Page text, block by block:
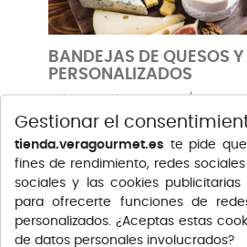
BANDEJAS DE QUESOS
PERSONALIZADOS
gusten y nosotros
*Coste del servicio: Consúltanos
gratuito 900 707 808 o, en el 971
Gestionar el
tienda.veragourmet.es te pide
fines de rendimiento, redes
sociales y las cookies
para ofrecerte funciones de
personalizados. ¿Aceptas estas
de datos personales involucrados?